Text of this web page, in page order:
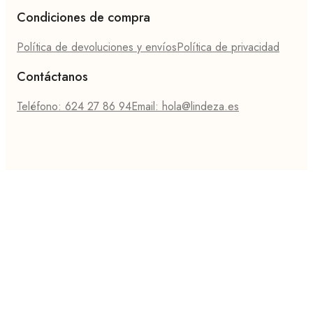
Condiciones de compra
Política de devoluciones y envíosPolítica de privacidad
Contáctanos
Teléfono: 624 27 86 94Email: hola@lindeza.es